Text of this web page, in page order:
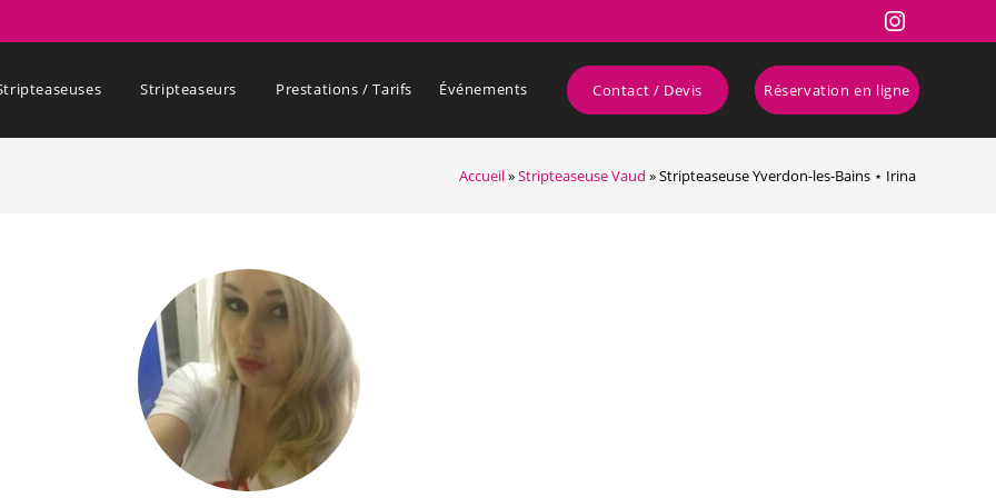
Stripteaseurs Prestations / Tarifs Événements Contact / Devis Réservation en ligne
Accueil»Stripteaseuse Vaud »Stripteaseuse Yverdon-les-Bains ⋆ Irina